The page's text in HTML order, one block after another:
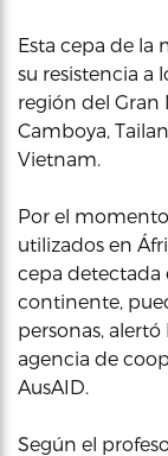
Esta cepa de la
su resistencia a
región del Gran
Camboya,
Vietnam.
Por el
utilizados en
cepa detectada
continente,
personas,
agencia de
AusAID.
Según el